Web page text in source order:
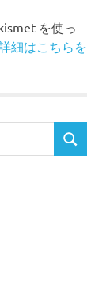
を使っ
細はこちらを
検